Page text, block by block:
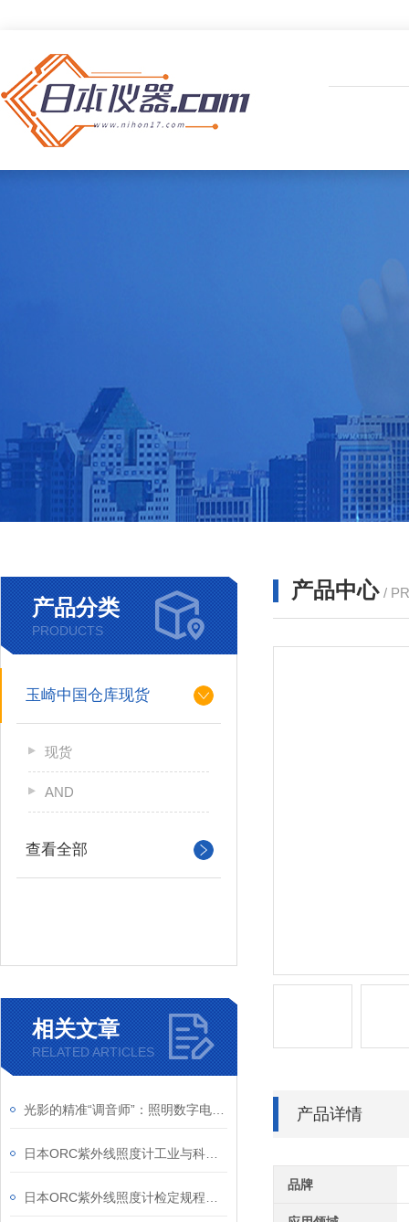
产品分类
PRODUCTS
玉崎中国仓库现货
现货
AND
查看全部
相关文章
RELATED ARTICLES
产品中心 /
产品详情
品牌